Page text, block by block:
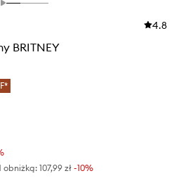
4.8
BRITNEY
obniżką: 107,99 zł -10%